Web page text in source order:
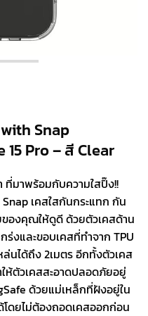
Snap
15 Pro – สี Clear
มาพร้อมกับความใสปิ๊ง!!
เคสใสกันกระแทก กัน
ของคุณให้ดูดี ด้วยตัวเคสด้าน
งและขอบเคสที่ทำจาก TPU
นได้ถึง 2เมตร อีกทั้งตัวเคส
ห้ตัวเคสสะอาดปลอดภัยอยู่
ด้วยแม่เหล็กที่ฝังอยู่ใน
โดยไม่ต้องถอดเคสออกก่อน